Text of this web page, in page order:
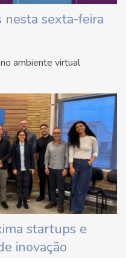
nesta sexta-feira
ambiente virtual
startups e
inovação